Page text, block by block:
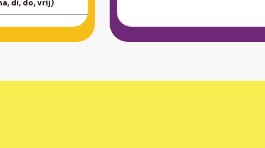
di, do, vrij)